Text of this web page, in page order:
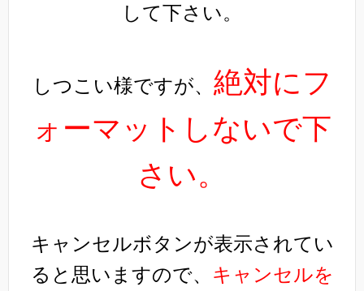
して下さい。
しつこい様ですが、 絶対にフ
ォーマットしないで下
さい。
キャンセルボタンが表示されてい
ると思いますので、 キャンセルを